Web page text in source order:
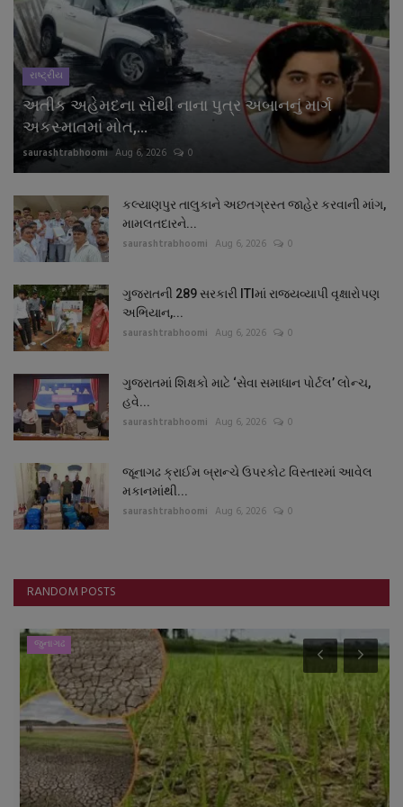
નાણાંકીય સમાચાર
સ્થાનિક સમાચાર
સ્પોર્ટ્સ
રાશિફળ
ગુનાખોરી
બોલિવૂડ
સ્વાસ્થ્ય
રાષ્ટ્રીય
અતીક અહેમદના સૌથી નાના પુત્ર અબાનનું માર્ગ
અકસ્માતમાં મોત,...
saurashtrabhoomi Aug 6, 2026 0
કલ્યાણપુર તાલુકાને અછતગ્રસ્ત જાહેર કરવાની માંગ,
મામલતદારને...
saurashtrabhoomi Aug 6, 2026 0
ગુજરાતની 289 સરકારી ITIમાં રાજ્યવ્યાપી વૃક્ષારોપણ
અભિયાન,...
saurashtrabhoomi Aug 6, 2026 0
ગુજરાતમાં શિક્ષકો માટે ‘સેવા સમાધાન પોર્ટલ’ લોન્ચ,
હવે...
saurashtrabhoomi Aug 6, 2026 0
જૂનાગઢ ક્રાઈમ બ્રાન્ચે ઉપરકોટ વિસ્તારમાં આવેલ
મકાનમાંથી...
saurashtrabhoomi Aug 6, 2026 0
RANDOM POSTS
જુનાગઢ